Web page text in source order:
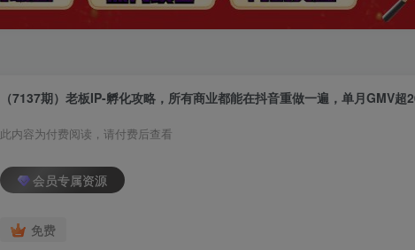
（7137期）老板IP-孵化攻略，所有商业都能在抖音重做一遍，单月GMV超
此内容为付费阅读，请付费后查看
会员专属资源
免费